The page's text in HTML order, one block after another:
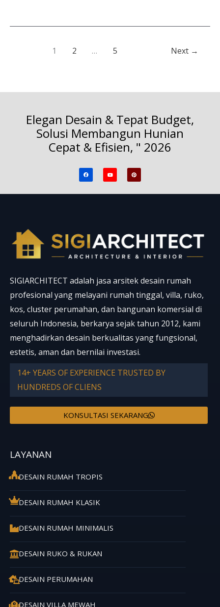
1 2 … 5 Next →
Elegan Desain & Tepat Budget,
Solusi Membangun Hunian
Cepat & Efisien, " 2026
F
a
c
e
o
Y
o
u
t
b
P
i
n
t
r
SIGIARCHITECT adalah jasa arsitek desain rumah
profesional yang melayani rumah tinggal, villa, ruko,
kos, cluster perumahan, dan bangunan komersial di
seluruh Indonesia, berkarya sejak tahun 2012, kami
menghadirkan desain berkualitas yang fungsional,
estetis, aman dan bernilai investasi.
14+ YEARS OF EXPERIENCE TRUSTED BY
HUNDREDS OF CLIENS
KONSULTASI SEKARANG
LAYANAN
DESAIN RUMAH TROPIS
DESAIN RUMAH KLASIK
DESAIN RUMAH MINIMALIS
DESAIN RUKO & RUKAN
DESAIN PERUMAHAN
DESAIN VILLA MEWAH